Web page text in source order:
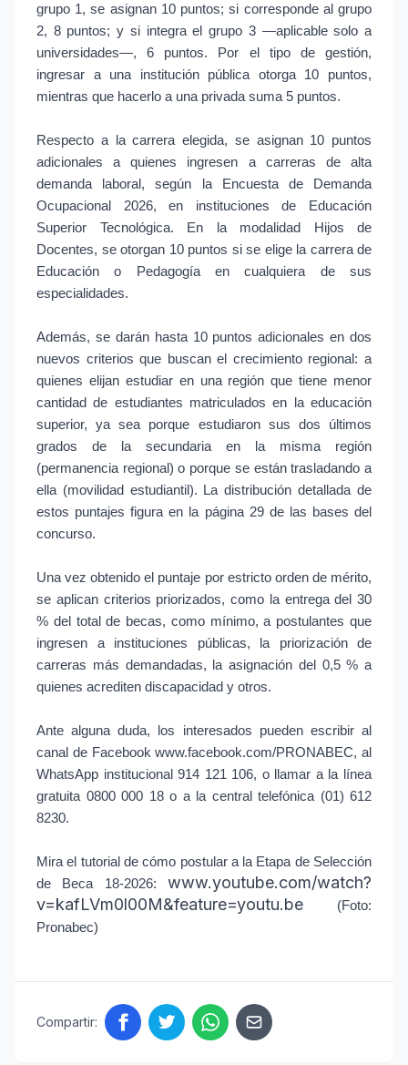
grupo 1, se asignan 10 puntos; si corresponde al grupo
2, 8 puntos; y si integra el grupo 3 —aplicable solo a
universidades—, 6 puntos. Por el tipo de gestión,
ingresar a una institución pública otorga 10 puntos,
mientras que hacerlo a una privada suma 5 puntos.
Respecto a la carrera elegida, se asignan 10 puntos
adicionales a quienes ingresen a carreras de alta
demanda laboral, según la Encuesta de Demanda
Ocupacional 2026, en instituciones de Educación
Superior Tecnológica. En la modalidad Hijos de
Docentes, se otorgan 10 puntos si se elige la carrera de
Educación o Pedagogía en cualquiera de sus
especialidades.
Además, se darán hasta 10 puntos adicionales en dos
nuevos criterios que buscan el crecimiento regional: a
quienes elijan estudiar en una región que tiene menor
cantidad de estudiantes matriculados en la educación
superior, ya sea porque estudiaron sus dos últimos
grados de la secundaria en la misma región
(permanencia regional) o porque se están trasladando a
ella (movilidad estudiantil). La distribución detallada de
estos puntajes figura en la página 29 de las bases del
concurso.
Una vez obtenido el puntaje por estricto orden de mérito,
se aplican criterios priorizados, como la entrega del 30
% del total de becas, como mínimo, a postulantes que
ingresen a instituciones públicas, la priorización de
carreras más demandadas, la asignación del 0,5 % a
quienes acrediten discapacidad y otros.
Ante alguna duda, los interesados pueden escribir al
canal de Facebook www.facebook.com/PRONABEC, al
WhatsApp institucional 914 121 106, o llamar a la línea
gratuita 0800 000 18 o a la central telefónica (01) 612
8230.
Mira el tutorial de cómo postular a la Etapa de Selección
de Beca 18-2026: www.youtube.com/watch?
v=kafLVm0l00M&feature=youtu.be
(Foto:
Pronabec)
Compartir: